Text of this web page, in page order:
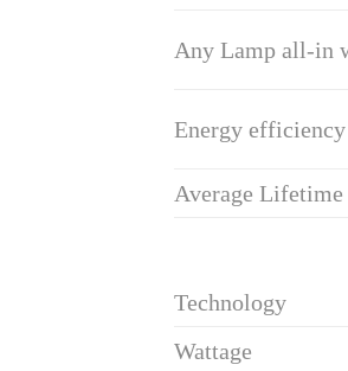
Any Lamp all-in
Energy efficiency
Average Lifetime
Technology
Wattage